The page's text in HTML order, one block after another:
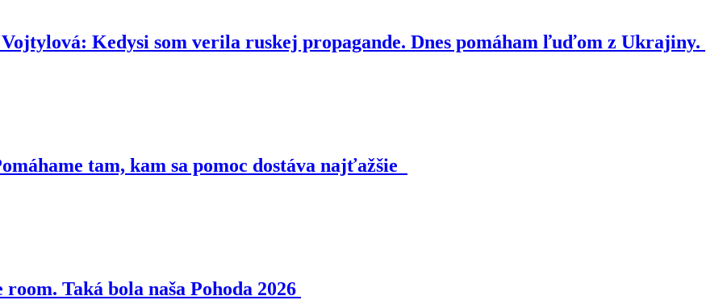
Kedysi som verila ruskej propagande. Dnes pomáham ľuďom z Ukrajiny.
tam, kam sa pomoc dostáva najťažšie
Taká bola naša Pohoda 2026